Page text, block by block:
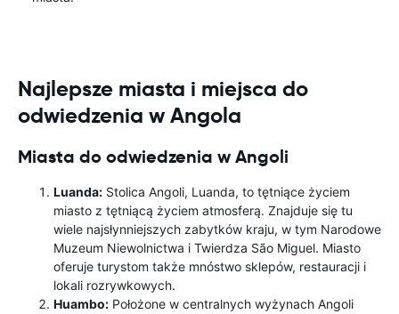
Najlepsze miasta i miejsca do
odwiedzenia w Angola
Miasta do odwiedzenia w Angoli
Luanda: Stolica Angoli, Luanda, to tętniące życiem
miasto z tętniącą życiem atmosferą. Znajduje się tu
wiele najsłynniejszych zabytków kraju, w tym Narodowe
Muzeum Niewolnictwa i Twierdza São Miguel. Miasto
oferuje turystom także mnóstwo sklepów, restauracji i
lokali rozrywkowych.
Huambo: Położone w centralnych wyżynach Angoli